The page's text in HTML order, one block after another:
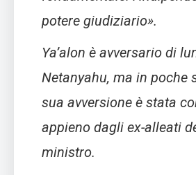
potere giudiziario».
Ya’alon è avversario di
Netanyahu, ma in poche
sua avversione è stata
appieno dagli ex-alleati
ministro.